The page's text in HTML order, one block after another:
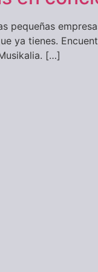
ya tienes.
[…]